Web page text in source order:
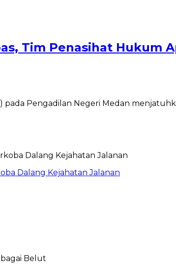
Tim Penasihat Hukum
Pengadilan Negeri Medan
Dalang Kejahatan Jalanan